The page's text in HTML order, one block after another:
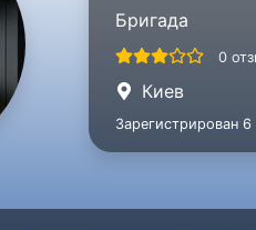
Бригада
0
Киев
Зарегистрирован 6